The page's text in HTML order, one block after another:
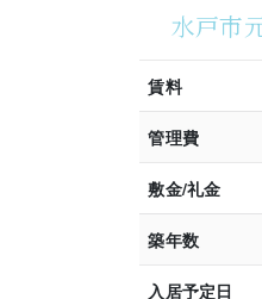
水戸市
賃料
管理費
敷金/礼金
築年数
入居予定日